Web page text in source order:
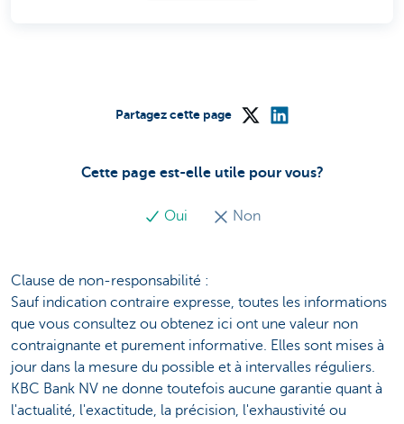
Cette page est-elle utile pour vous?
Oui Non
Partagez cette page
Clause de non-responsabilité :
Sauf indication contraire expresse, toutes les informations
que vous consultez ou obtenez ici ont une valeur non
contraignante et purement informative. Elles sont mises à
jour dans la mesure du possible et à intervalles réguliers.
KBC Bank NV ne donne toutefois aucune garantie quant à
l'actualité, l'exactitude, la précision, l'exhaustivité ou